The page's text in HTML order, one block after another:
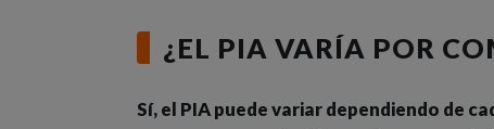
¿EL PIA VARÍA POR
Sí, el PIA puede variar dependiendo de